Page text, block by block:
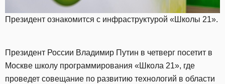
Президент ознакомится с инфраструктурой «Школы 21».
Президент России Владимир Путин в четверг посетит в
Москве школу программирования «Школа 21», где
проведет совещание по развитию технологий в области